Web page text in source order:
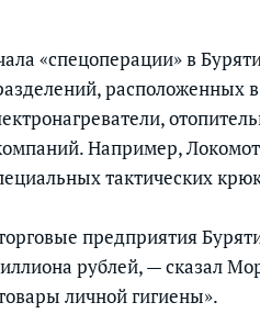
«спецоперации» в
расположенных
Например,
тактических
предприятия
рублей, — сказал
личной гигиены».